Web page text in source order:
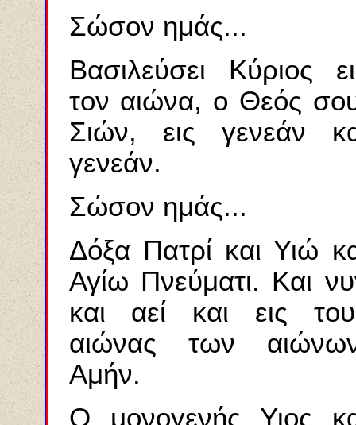
Σώσον ημάς...
Βασιλεύσει Κύριος
τον αιώνα, ο Θεός
Σιών, εις γενεάν
γενεάν.
Σώσον ημάς...
Δόξα Πατρί και Υιώ
Αγίω Πνεύματι. Και
και αεί και εις
αιώνας των
Αμήν.
Ο μονογενής Υιος